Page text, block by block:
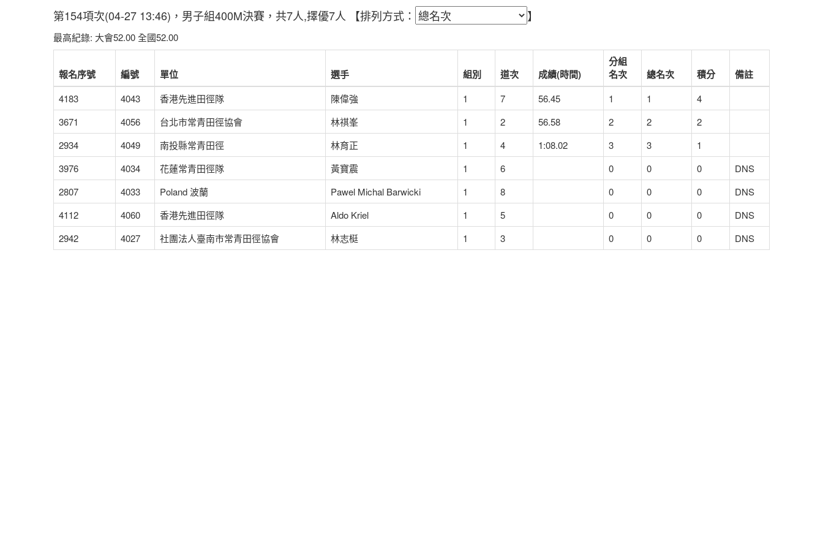
第154項次(04-27 13:46)，男子組400M決賽，共7人,擇優7人 【排列方式： 】
最高紀錄: 大會52.00 全國52.00
報名序號 編號 單位 選手 組別 道次 成績(時間)
分組
名次
總名次 積分 備註
4183 4043 香港先進田徑隊 陳偉強 1 7 56.45 1 1
4
3671
4056 台北市常青田徑協會 林祺峯 1 2 56.58 2 2
2
2934
4049 南投縣常青田徑 林育正 1 4 1:08.02 3 3
1
3976
4034 花蓮常青田徑隊 黃寶震 1 6 0 0 0
DNS
2807
4033 Poland 波蘭 Pawel Michal Barwicki 1 8 0 0 0
DNS
4112
4060 香港先進田徑隊 Aldo Kriel 1 5 0 0 0
DNS
2942
4027 社團法人臺南市常青田徑協會 林志梃 1 3 0 0 0 DNS